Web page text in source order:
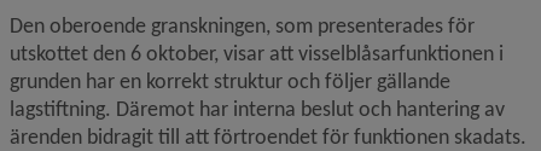
Den oberoende granskningen, som presenterades för
utskottet den 6 oktober, visar att visselblåsarfunktionen i
grunden har en korrekt struktur och följer gällande
lagstiftning. Däremot har interna beslut och hantering av
ärenden bidragit till att förtroendet för funktionen skadats.